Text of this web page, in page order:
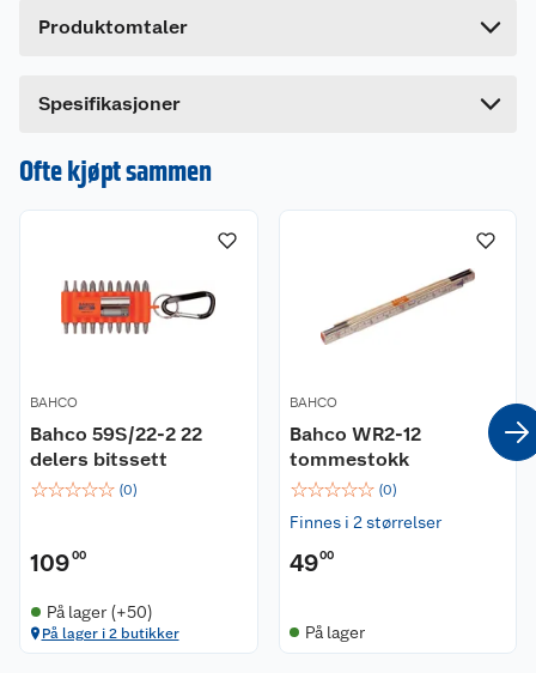
Produktomtaler
Spesifikasjoner
Ofte kjøpt sammen
BAHCO
Bahco 59S/22-2 22
delers bitssett
☆☆☆☆☆ (0)
10900
På lager (+50)
På lager i 2 butikker
BAHCO
Bahco WR2-12
tommestokk
☆☆☆☆☆ (0)
Finnes i 2 størrelser
4900
På lager